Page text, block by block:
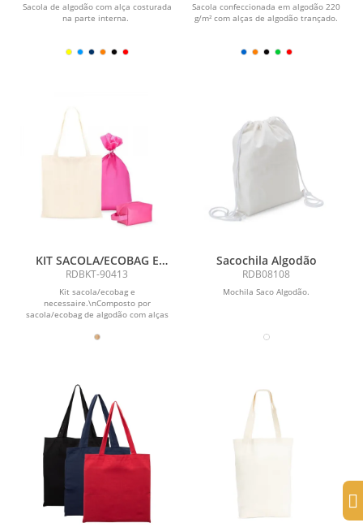
Sacola de algodão com alça costurada
na parte interna.
Sacola confeccionada em algodão 220
g/m² com alças de algodão trançado.
KIT SACOLA/ECOBAG E
NECESSAIRE - 2 PÇS
RDBKT-90413
Kit sacola/ecobag e
necessaire.\nComposto por
sacola/ecobag de algodão com alças
Sacochila Algodão
RDB08108
Mochila Saco Algodão.